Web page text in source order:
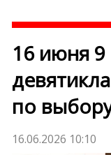
16 июня 9
по
16.06.2026 10:10